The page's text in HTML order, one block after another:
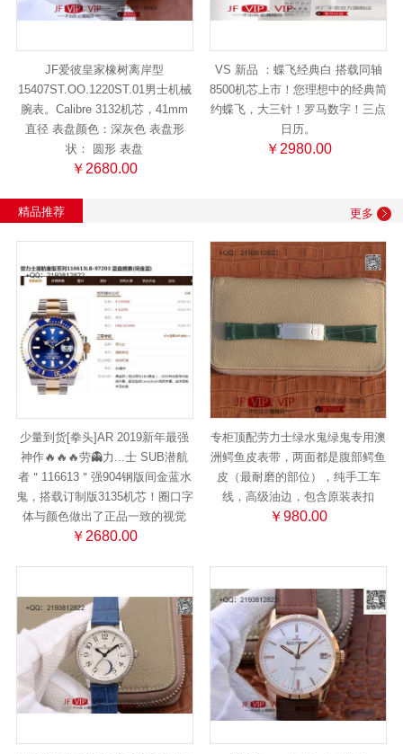
JF爱彼皇家橡树离岸型
15407ST.OO.1220ST.01男士机械
腕表。Calibre 3132机芯，41mm
直径 表盘颜色：深灰色 表盘形
状： 圆形 表盘
￥2680.00
VS 新品 ：蝶飞经典白 搭载同轴
8500机芯上市！您理想中的经典简
约蝶飞，大三针！罗马数字！三点
日历。
￥2980.00
精品推荐 更多
少量到货[拳头]AR 2019新年最强
神作🔥🔥🔥劳👻力...士 SUB潜航
者＂116613＂强904钢版间金蓝水
鬼，搭载订制版3135机芯！圈口字
体与颜色做出了正品一致的视觉
￥2680.00
专柜顶配劳力士绿水鬼绿鬼专用澳
洲鳄鱼皮表带，两面都是腹部鳄鱼
皮（最耐磨的部位），纯手工车
线，高级油边，包含原装表扣
￥980.00